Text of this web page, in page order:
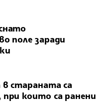
поле заради
в стараната са
които са ранени